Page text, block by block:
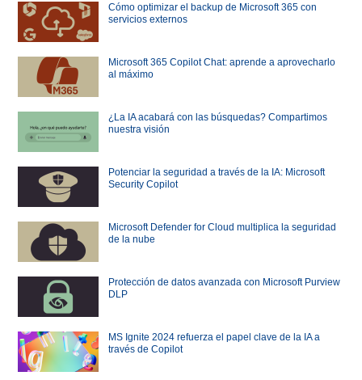
Cómo optimizar el backup de Microsoft 365 con
servicios externos
Microsoft 365 Copilot Chat: aprende a aprovecharlo
al máximo
¿La IA acabará con las búsquedas? Compartimos
nuestra visión
Potenciar la seguridad a través de la IA: Microsoft
Security Copilot
Microsoft Defender for Cloud multiplica la seguridad
de la nube
Protección de datos avanzada con Microsoft Purview
DLP
MS Ignite 2024 refuerza el papel clave de la IA a
través de Copilot